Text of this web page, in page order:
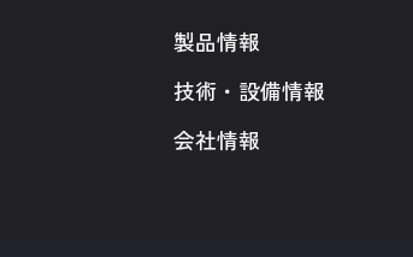
製品情報
技術・設備情報
会社情報